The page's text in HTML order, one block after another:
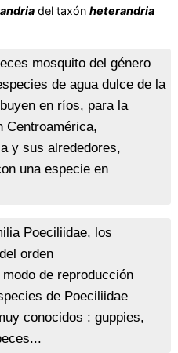
del taxón heterandria
mosquito del género
de agua dulce de la
en ríos, para la
Centroamérica,
y sus alrededores,
una especie en
Poeciliidae, los
orden
de reproducción
de Poeciliidae
conocidos : guppies,